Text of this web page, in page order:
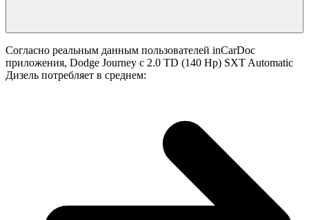
Согласно реальным данным пользователей inCarDoc
приложения, Dodge Journey с 2.0 TD (140 Hp) SXT Automatic
Дизель потребляет в среднем: